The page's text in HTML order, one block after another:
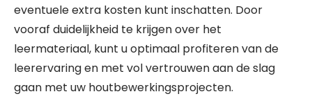
eventuele extra kosten kunt inschatten. Door
vooraf duidelijkheid te krijgen over het
leermateriaal, kunt u optimaal profiteren van de
leerervaring en met vol vertrouwen aan de slag
gaan met uw houtbewerkingsprojecten.